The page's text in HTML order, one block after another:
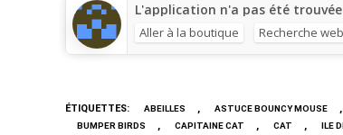
L'application n'a pas été
Aller à la boutique Recherche
ÉTIQUETTES: ABEILLES , ASTUCE BOUNCY MOUSE ,
BUMPER BIRDS , CAPITAINE CAT , CAT , ILE